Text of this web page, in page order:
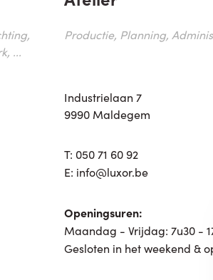
...
Productie, Planning,
Industrielaan 7
9990 Maldegem
T: 050 71 60 92
E: info@luxor.be
Openingsuren:
Maandag - Vrijdag: 7u30 -
Gesloten in het weekend &